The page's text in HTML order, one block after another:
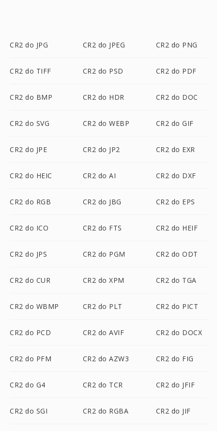
CR2 do JPG CR2 do JPEG CR2 do PNG
CR2 do TIFF CR2 do PSD CR2 do PDF
CR2 do BMP CR2 do HDR CR2 do DOC
CR2 do SVG CR2 do WEBP CR2 do GIF
CR2 do JPE CR2 do JP2 CR2 do EXR
CR2 do HEIC CR2 do AI CR2 do DXF
CR2 do RGB CR2 do JBG CR2 do EPS
CR2 do ICO CR2 do FTS CR2 do HEIF
CR2 do JPS CR2 do PGM CR2 do ODT
CR2 do CUR CR2 do XPM CR2 do TGA
CR2 do WBMP CR2 do PLT CR2 do PICT
CR2 do PCD CR2 do AVIF CR2 do DOCX
CR2 do PFM CR2 do AZW3 CR2 do FIG
CR2 do G4 CR2 do TCR CR2 do JFIF
CR2 do SGI CR2 do RGBA CR2 do JIF